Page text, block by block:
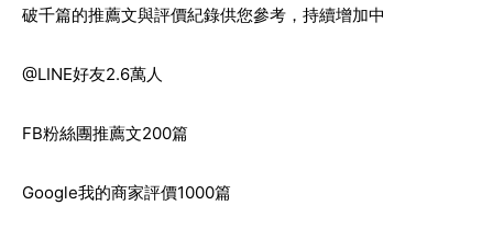
破千篇的推薦文與評價紀錄供您參考，持續增加中
@LINE好友2.6萬人
FB粉絲團推薦文200篇
Google我的商家評價1000篇